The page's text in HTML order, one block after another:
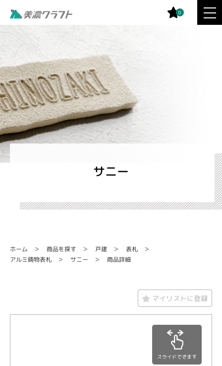
0
サニー
ホーム 商品を探す 戸建 表札
アルミ鋳物表札 サニー 商品詳細
マイリストに登録
スライドできます